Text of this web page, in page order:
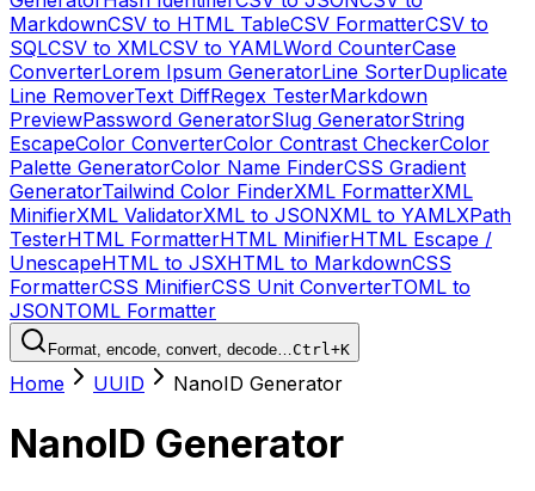
MarkdownCSV to HTML TableCSV FormatterCSV to
SQLCSV to XMLCSV to YAMLWord CounterCase
ConverterLorem Ipsum GeneratorLine SorterDuplicate
Line RemoverText DiffRegex TesterMarkdown
PreviewPassword GeneratorSlug GeneratorString
EscapeColor ConverterColor Contrast CheckerColor
Palette GeneratorColor Name FinderCSS Gradient
GeneratorTailwind Color FinderXML FormatterXML
MinifierXML ValidatorXML to JSONXML to YAMLXPath
TesterHTML FormatterHTML MinifierHTML Escape /
UnescapeHTML to JSXHTML to MarkdownCSS
FormatterCSS MinifierCSS Unit ConverterTOML to
JSONTOML Formatter
Format, encode, convert, decode…Ctrl+K
Home UUID NanoID Generator
NanoID Generator